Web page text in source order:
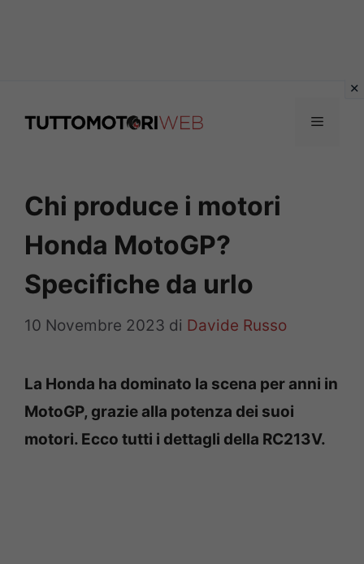
Menu
Chi produce i motori
Honda MotoGP?
Specifiche da urlo
10 Novembre 2023 di Davide Russo
La Honda ha dominato la scena per anni in
MotoGP, grazie alla potenza dei suoi
motori. Ecco tutti i dettagli della RC213V.